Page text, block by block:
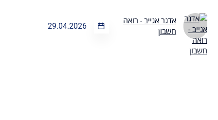
אדגר אגייב - רואה
חשבון
29.04.2026